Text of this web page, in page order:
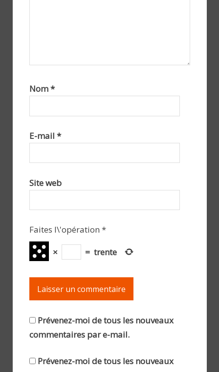
Nom*
E-mail *
Site web
Faites l\'opération *
×
= trente
Prévenez-moi de tous les nouveaux
commentaires par e-mail.
Prévenez-moi de tous les nouveaux